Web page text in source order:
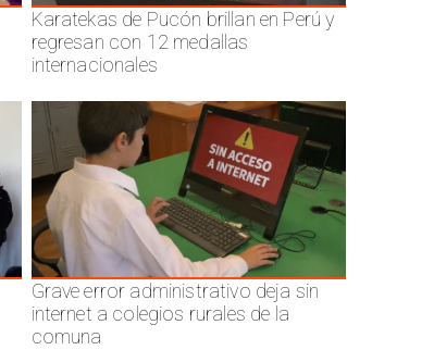
Karatekas de Pucón brillan en Perú y
regresan con 12 medallas
internacionales
Grave error administrativo deja sin
internet a colegios rurales de la
comuna